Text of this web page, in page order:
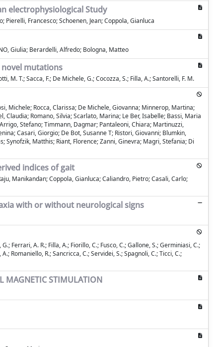
electrophysiological Study
Francesco; Schoenen, Jean; Coppola, Gianluca
Giulia; Berardelli, Alfredo; Bologna, Matteo
mutations
M. T.; Sacca, F.; De Michele, G.; Cocozza, S.; Filla, A.; Santorelli, F. M.
Michele; Rocca, Clarissa; De Michele, Giovanna; Minnerop, Martina;
Romano, Silvia; Scarlato, Marina; Le Ber, Isabelle; Bassi, Maria
Stefano; Timmann, Dagmar; Pantaleoni, Chiara; Martinuzzi,
Casari, Giorgio; De Bot, Susanne T; Ristori, Giovanni; Blumkin,
Synofzik, Matthis; Riant, Florence; Zanni, Ginevra; Magri, Stefania; Di
indices of gait
Manikandan; Coppola, Gianluca; Caliandro, Pietro; Casali, Carlo;
with or without neurological signs
Ferrari, A. R.; Filla, A.; Fiorillo, C.; Fusco, C.; Gallone, S.; Germiniasi, C.;
Romaniello, R.; Sancricca, C.; Servidei, S.; Spagnoli, C.; Ticci, C.;
MAGNETIC STIMULATION